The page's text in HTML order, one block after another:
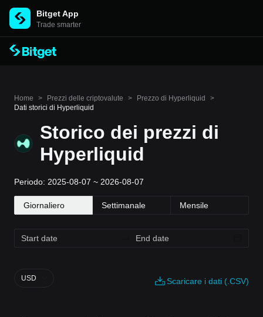
Bitget App
Trade smarter
Home > Prezzi delle criptovalute > Prezzo di Hyperliquid
>
Dati storici di Hyperliquid
Storico dei prezzi di
Hyperliquid
Periodo: 2025-08-07 ~ 2026-08-07
Giornaliero Settimanale Mensile
Scaricare i dati (.CSV)
USD